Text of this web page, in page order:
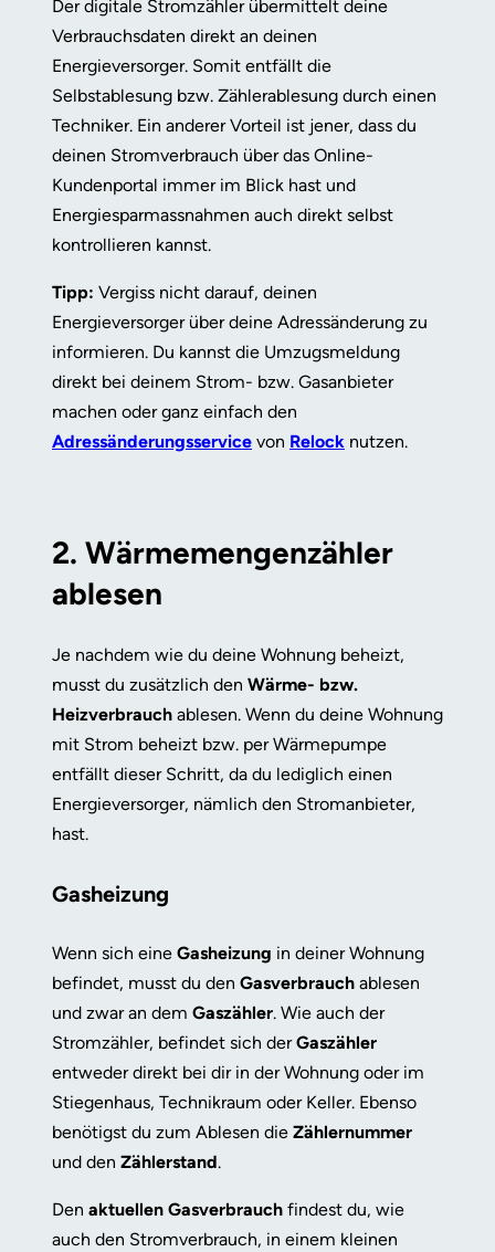
Der digitale Stromzähler übermittelt deine
Verbrauchsdaten direkt an deinen
Energieversorger. Somit entfällt die
Selbstablesung bzw. Zählerablesung durch einen
Techniker. Ein anderer Vorteil ist jener, dass du
deinen Stromverbrauch über das Online-
Kundenportal immer im Blick hast und
Energiesparmassnahmen auch direkt selbst
kontrollieren kannst.
Tipp: Vergiss nicht darauf, deinen
Energieversorger über deine Adressänderung zu
informieren. Du kannst die Umzugsmeldung
direkt bei deinem Strom- bzw. Gasanbieter
machen oder ganz einfach den
Adressänderungsservice von Relock nutzen.
2. Wärmemengenzähler
ablesen
Je nachdem wie du deine Wohnung beheizt,
musst du zusätzlich den Wärme- bzw.
Heizverbrauch ablesen. Wenn du deine Wohnung
mit Strom beheizt bzw. per Wärmepumpe
entfällt dieser Schritt, da du lediglich einen
Energieversorger, nämlich den Stromanbieter,
hast.
Gasheizung
Wenn sich eine Gasheizung in deiner Wohnung
befindet, musst du den Gasverbrauch ablesen
und zwar an dem Gaszähler. Wie auch der
Stromzähler, befindet sich derGaszähler
entweder direkt bei dir in der Wohnung oder im
Stiegenhaus, Technikraum oder Keller. Ebenso
benötigst du zum Ablesen die Zählernummer
und den Zählerstand.
Den aktuellen Gasverbrauch findest du, wie
auch den Stromverbrauch, in einem kleinen